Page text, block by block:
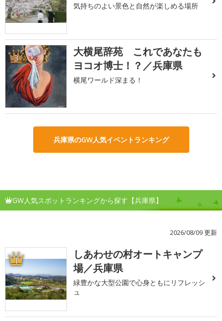
気持ちのよい景色と自然が楽しめる場所
3
大横尾辞苑 これであなたも
ヨコオ博士！？／兵庫県
横尾ワールド深まる！
兵庫県のGW人気イベントランキング
GW人気スポットランキングから探す【兵庫県】
2026/08/09 更新
1
しあわせの村オートキャンプ
場／兵庫県
緑豊かな大型公園で心身ともにリフレッシ
ュ